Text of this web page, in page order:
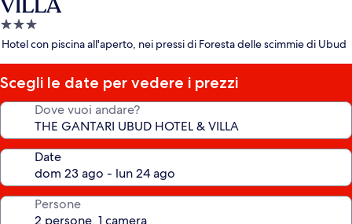
Struttura
a
stelle
Hotel con piscina all'aperto, nei pressi di Foresta delle scimmie di Ubud
Scegli le date per vedere i prezzi
Dove vuoi andare?
Date
Persone